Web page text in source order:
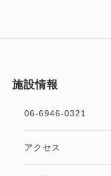
施設情報
06-6946-0321
アクセス